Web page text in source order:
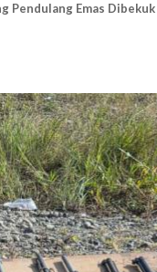
Sengketa Tanah Di